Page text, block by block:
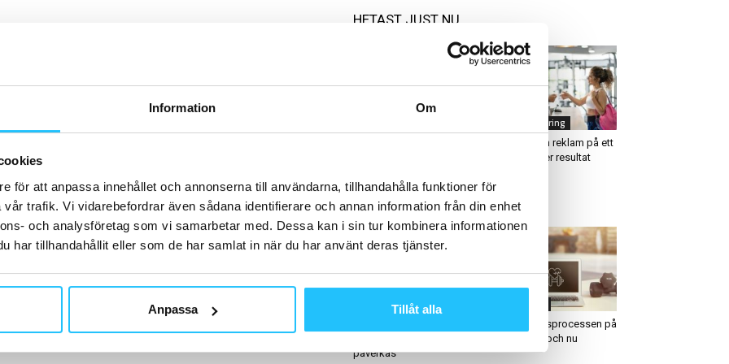
Information Om
för att anpassa innehållet och annonserna till användarna, tillhandahålla funktioner för
trafik. Vi vidarebefordrar även sådana identifierare och annan information från din enhet
och analysföretag som vi samarbetar med. Dessa kan i sin tur kombinera informationen
har tillhandahållit eller som de har samlat in när du har använt deras tjänster.
Anpassa Tillåt alla
HETAST JUST NU
branschens största
aktörer
Marknadsföring
Utforma din reklam på ett
sätt som ger resultat
Business
påverkas
Försäljningsprocessen på
gym – förr och nu